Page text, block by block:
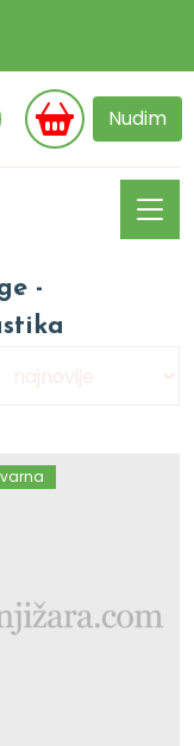
Nudim
-